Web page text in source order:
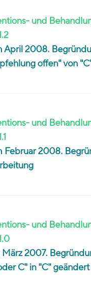
und
April 2008.
offen" von
und
Februar 2008.
und
März 2007.
C" in "C" geändert